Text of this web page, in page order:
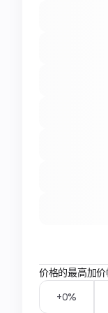
价格的最高加价
+0%